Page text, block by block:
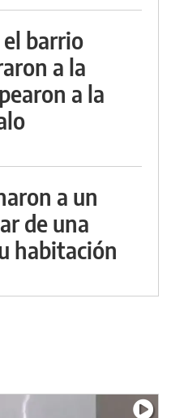
barrio
a la
a la
a un
de una
habitación